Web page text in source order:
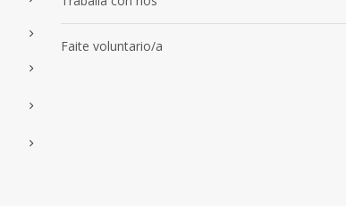
Faite voluntario/a